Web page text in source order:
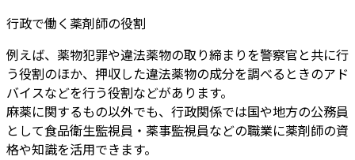
行政で働く薬剤師の役割
例えば、薬物犯罪や違法薬物の取り締まりを警察官と共に行
う役割のほか、押収した違法薬物の成分を調べるときのアド
バイスなどを行う役割などがあります。
麻薬に関するもの以外でも、行政関係では国や地方の公務員
として食品衛生監視員・薬事監視員などの職業に薬剤師の資
格や知識を活用できます。